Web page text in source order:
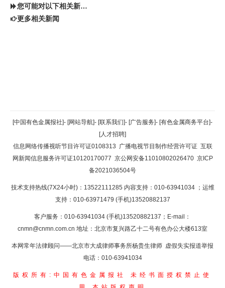
您可能对以下相关新闻同样感兴趣
更多相关新闻
返回顶部
返回首页
[中国有色金属报社]- [网站导航]- [联系我们]- [广告服务]- [有色金属商务平台]-
[人才招聘]
信息网络传播视听节目许可证0108313 广播电视节目制作经营许可证 互联
网新闻信息服务许可证10120170077 京公网安备11010802026470 京ICP
备2021036504号
技术支持热线(7X24小时)：13522111285 内容支持：010-63941034 ；运维
支持：010-63971479 (手机)13520882137
客户服务：010-63941034 (手机)13520882137；E-mail：
cnmn@cnmn.com.cn 地址：北京市复兴路乙十二号有色办公大楼613室
本网常年法律顾问——北京市大成律师事务所杨贵生律师 虚假失实报道举报
电话：010-63941034
版权所有:中国有色金属报社
未经书面授权禁止使